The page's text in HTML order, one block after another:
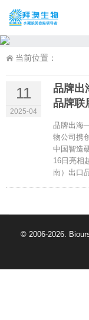
当前位置：
11
2025-04
品牌
品牌联
品牌出海
物公司携
中国智造
16日亮相
南）出口
© 2006-2026.